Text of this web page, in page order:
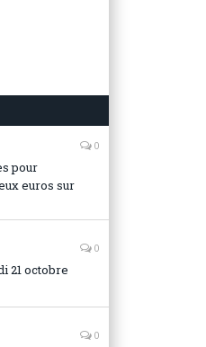
0
pour
euros sur
0
21 octobre
0